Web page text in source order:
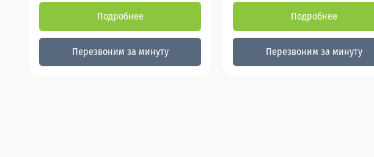
Подробнее
Перезвоним за минуту
Подробнее
Перезвоним за минуту